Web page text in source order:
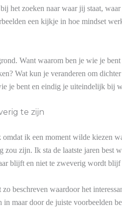
het zoeken naar waar jij staat,
een kijkje in hoe mindset
Want waarom ben je wie je
Wat kun je veranderen om
je bent en eindig je uiteindelijk bij
te zijn
ik een moment wilde kiezen
zijn. Ik sta de laatste jaren best
blijft en niet te zweverig wordt
beschreven waardoor het
maar door de juiste voorbeelden